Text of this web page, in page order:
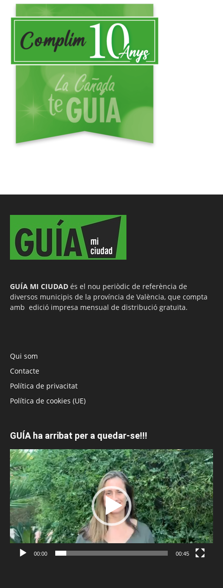
GUÍA MI CIUDAD és el nou periòdic de referència de
diversos municipis de la província de València, que compta
amb edició impresa mensual de distribució gratuïta.
Qui som
Contacte
Política de privacitat
Política de cookies (UE)
GUÍA ha arribat per a quedar-se!!!
Reproductor
de
vídeo
00:00 00:45